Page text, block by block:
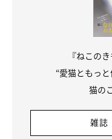
『ねこの
“愛猫ともっ
猫の
雑誌